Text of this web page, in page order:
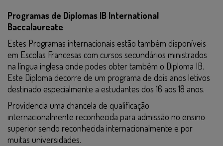
Programas de Diplomas IB International
Baccalaureate
Estes Programas internacionais estão também disponíveis
em Escolas Francesas com cursos secundários ministrados
na língua inglesa onde podes obter também o Diploma IB.
Este Diploma decorre de um programa de dois anos letivos
destinado especialmente a estudantes dos 16 aos 18 anos.
Providencia uma chancela de qualificação
internacionalmente reconhecida para admissão no ensino
superior sendo reconhecida internacionalmente e por
muitas universidades.